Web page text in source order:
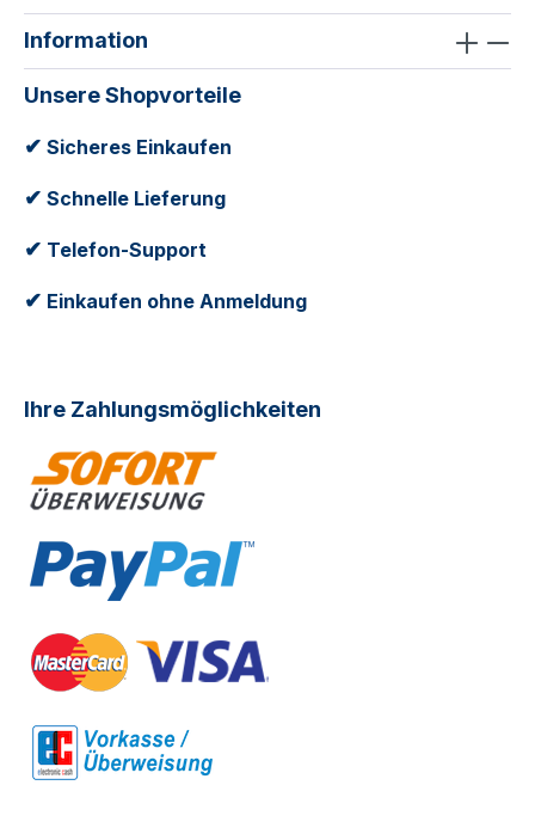
Information
Unsere Shopvorteile
✔ Sicheres Einkaufen
✔ Schnelle Lieferung
✔ Telefon-Support
✔ Einkaufen ohne Anmeldung
Ihre Zahlungsmöglichkeiten